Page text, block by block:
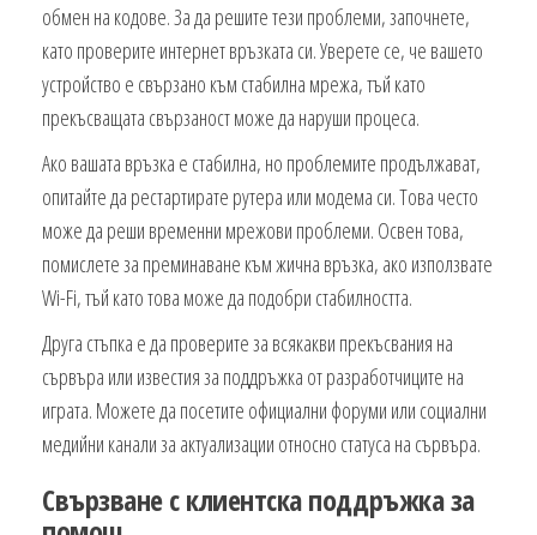
обмен на кодове. За да решите тези проблеми, започнете,
като проверите интернет връзката си. Уверете се, че вашето
устройство е свързано към стабилна мрежа, тъй като
прекъсващата свързаност може да наруши процеса.
Ако вашата връзка е стабилна, но проблемите продължават,
опитайте да рестартирате рутера или модема си. Това често
може да реши временни мрежови проблеми. Освен това,
помислете за преминаване към жична връзка, ако използвате
Wi-Fi, тъй като това може да подобри стабилността.
Друга стъпка е да проверите за всякакви прекъсвания на
сървъра или известия за поддръжка от разработчиците на
играта. Можете да посетите официални форуми или социални
медийни канали за актуализации относно статуса на сървъра.
Свързване с клиентска поддръжка за